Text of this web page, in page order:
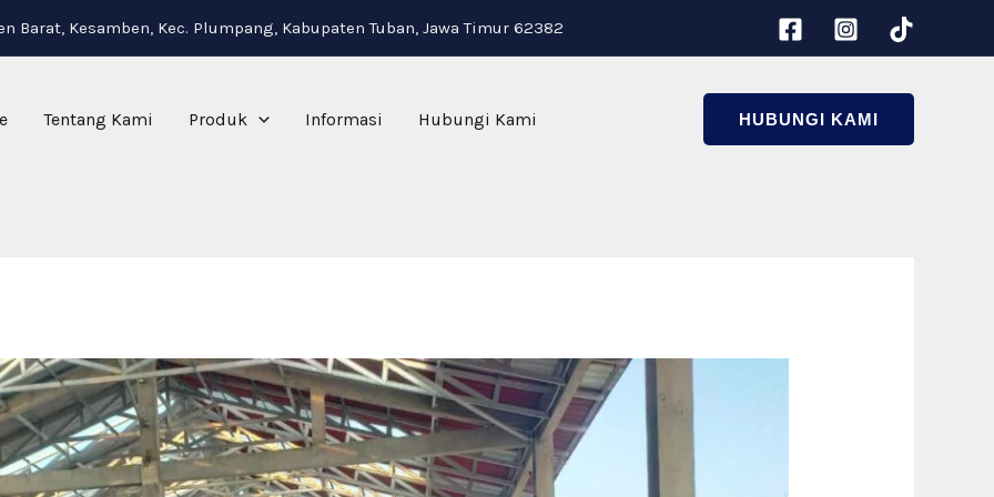
Barat, Kesamben, Kec. Plumpang, Kabupaten Tuban, Jawa Timur 62382
Tentang Kami Produk Informasi Hubungi Kami HUBUNGI KAMI